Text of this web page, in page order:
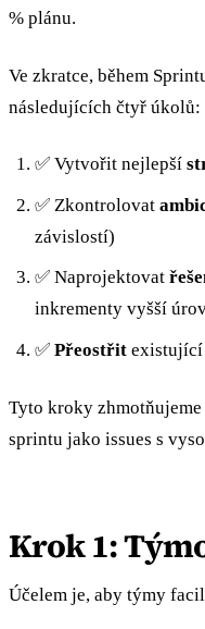
% plánu.
Ve zkratce, během
následujících čtyř úkolů:
✅ Vytvořit nejlepší
✅ Zkontrolovat
závislostí)
✅ Naprojektovat
inkrementy vyšší
✅ Přeostřitexistující
Tyto kroky
sprintu jako issues s
Krok 1:
Účelem je, aby týmy